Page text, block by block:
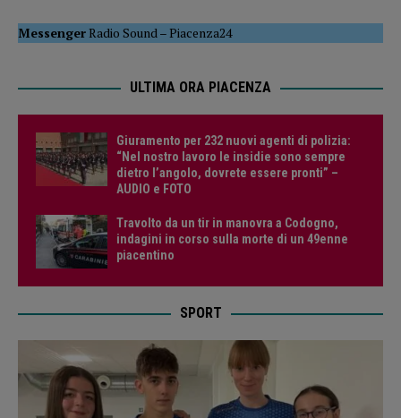
MessengerRadio Sound –Piacenza24
ULTIMA ORA PIACENZA
Giuramento per 232 nuovi agenti di polizia:
“Nel nostro lavoro le insidie sono sempre
dietro l’angolo, dovrete essere pronti” –
AUDIO e FOTO
Travolto da un tir in manovra a Codogno,
indagini in corso sulla morte di un 49enne
piacentino
SPORT